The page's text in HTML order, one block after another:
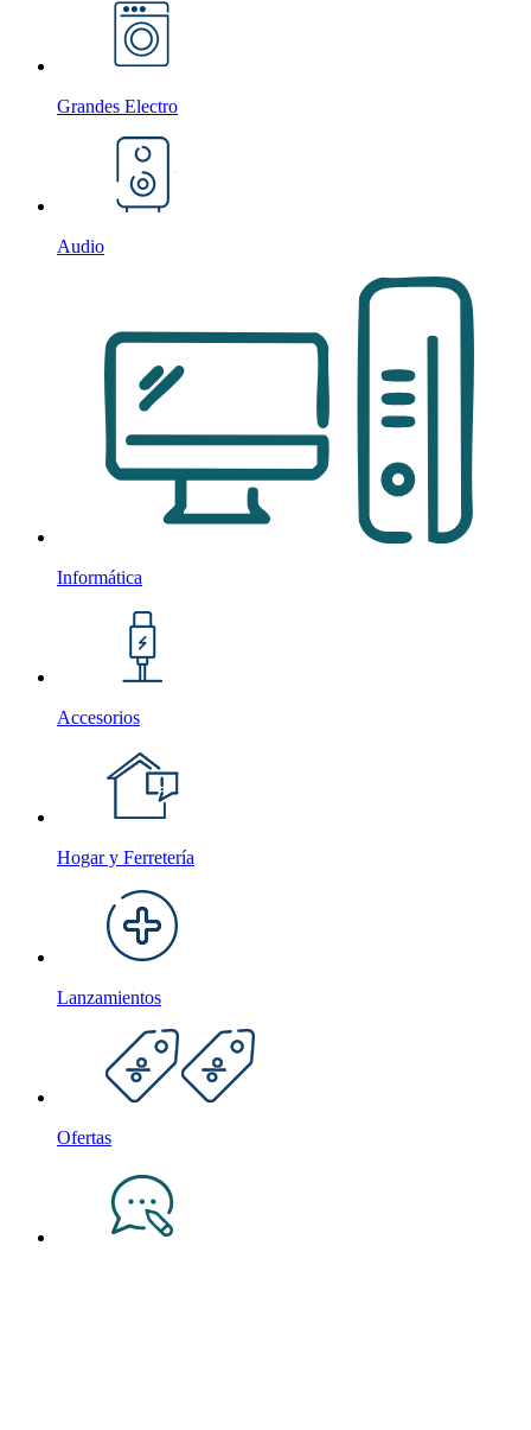
Grandes Electro
Audio
Informática
Accesorios
Hogar y Ferretería
Lanzamientos
Ofertas